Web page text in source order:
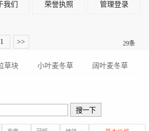
我们 荣誉执照 管理登录
1 >> 29条
草块 小叶麦冬草 阔叶麦冬草